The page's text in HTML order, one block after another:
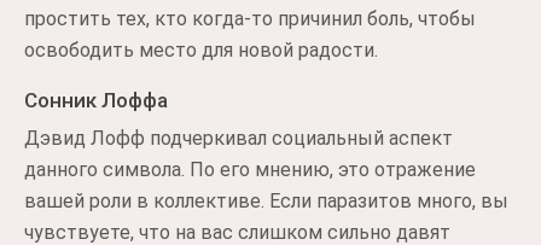
простить тех, кто когда-то причинил боль, чтобы
освободить место для новой радости.
Сонник Лоффа
Дэвид Лофф подчеркивал социальный аспект
данного символа. По его мнению, это отражение
вашей роли в коллективе. Если паразитов много, вы
чувствуете, что на вас слишком сильно давят